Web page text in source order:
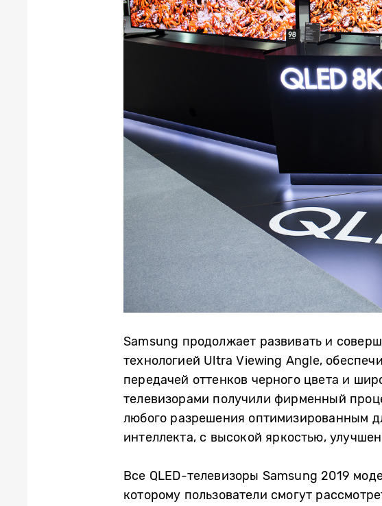
Samsung продолжает развивать и
технологией Ultra Viewing Angle,
передачей оттенков черного цвета и
телевизорами получили фирменный
любого разрешения оптимизированным
интеллекта, с высокой яркостью,
Все QLED-телевизоры Samsung 2019
которому пользователи смогут